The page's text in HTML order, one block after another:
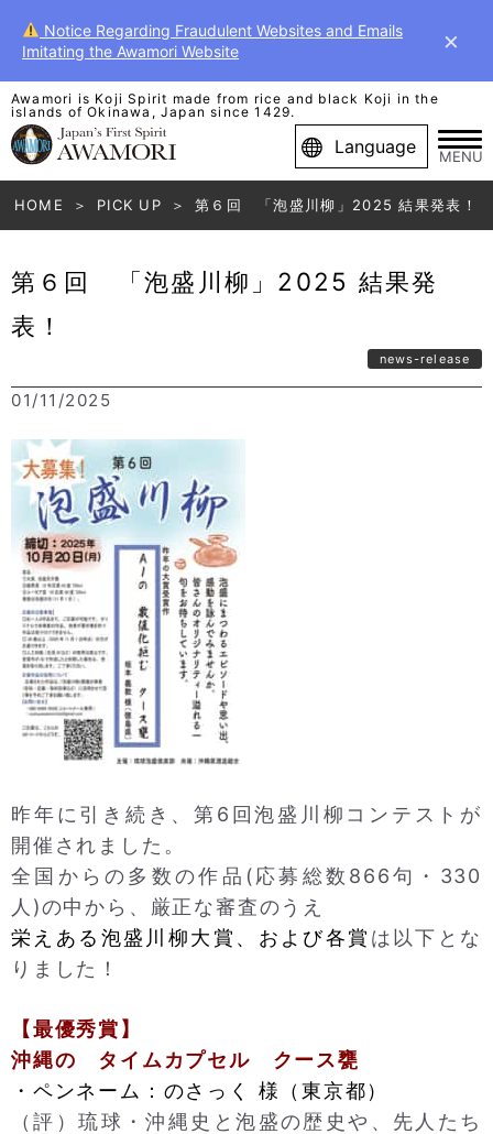
Notice Regarding Fraudulent Websites and Emails
Imitating the Awamori Website
×
Awamori is Koji Spirit made from rice and black Koji in the
islands of Okinawa, Japan since 1429.
Language MENU
HOME PICK UP 第６回 「泡盛川柳」2025 結果発表！
第６回 「泡盛川柳」2025 結果発
表！
news-release
01/11/2025
昨年に引き続き、第6回泡盛川柳コンテストが
開催されました。
全国からの多数の作品(応募総数866句・330
人)の中から、厳正な審査のうえ
栄えある泡盛川柳大賞、および各賞 は以下とな
りました！
【最優秀賞】
沖縄の タイムカプセル クース甕
・ペンネーム：のさっく 様（東京都）
（評）琉球・沖縄史と泡盛の歴史や、先人たち